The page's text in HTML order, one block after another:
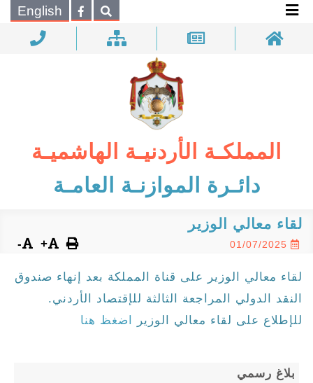
بحـث English
المملكـة الأردنيـة الهاشميـة
دائـرة الموازنـة العامـة
لقاء معالي الوزير
01/07/2025
+
-
لقاء معالي الوزير على قناة المملكة بعد إنهاء صندوق
النقد الدولي المراجعة الثالثة للإقتصاد الأردني.
للإطلاع على لقاء معالي الوزير اضغظ هنا
بلاغ رسمي